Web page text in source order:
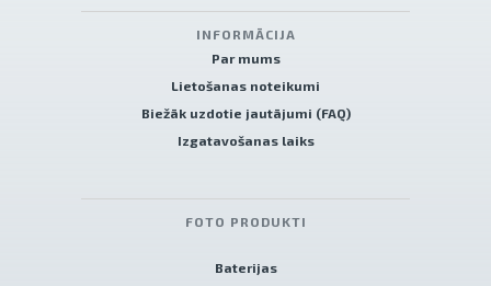
INFORMĀCIJA
Par mums
Lietošanas noteikumi
Biežāk uzdotie jautājumi (FAQ)
Izgatavošanas laiks
FOTO PRODUKTI
Baterijas